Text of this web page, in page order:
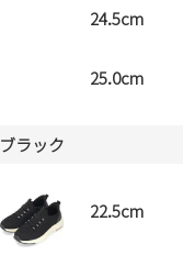
24.5cm
25.0cm
ブラック
22.5cm